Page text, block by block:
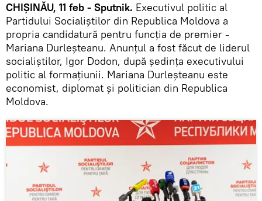
CHIȘINĂU, 11 feb - Sputnik. Executivul politic al
Partidului Socialiștilor din Republica Moldova a
propria candidatură pentru funcția de premier -
Mariana Durleșteanu. Anunțul a fost făcut de liderul
socialiștilor, Igor Dodon, după ședința executivului
politic al formațiunii. Mariana Durleșteanu este
economist, diplomat și politician din Republica
Moldova.